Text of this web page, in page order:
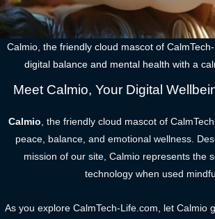
Calmio, the friendly cloud mascot of
digital balance and mental health with a
Meet Calmio, Your Digital
Calmio , the friendly cloud mascot of
peace, balance, and emotional wellness.
mission of our site, Calmio represents the
technology when used
As you explore CalmTech-Life.com, let Calmio